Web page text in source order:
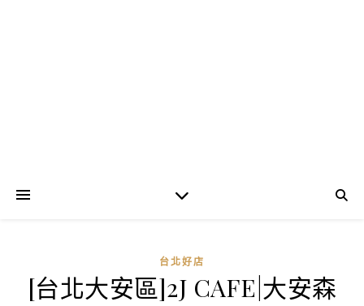
台北好店
[台北大安區]2J CAFE|大安森